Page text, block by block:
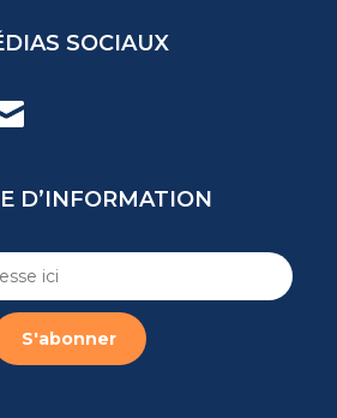
SOCIAUX
D’INFORMATION